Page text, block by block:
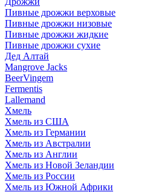
Пивные дрожжи верховые
Пивные дрожжи низовые
Пивные дрожжи жидкие
Пивные дрожжи сухие
Дед Алтай
Mangrove Jacks
BeerVingem
Fermentis
Lallemand
Хмель
Хмель из США
Хмель из Германии
Хмель из Австралии
Хмель из Англии
Хмель из Новой Зеландии
Хмель из России
Хмель из Южной Африки